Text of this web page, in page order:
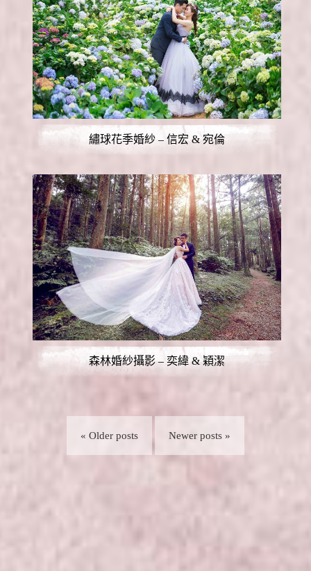
繡球花季婚紗 – 信宏 & 宛倫
森林婚紗攝影 – 奕緯 & 穎潔
« Older posts Newer posts »